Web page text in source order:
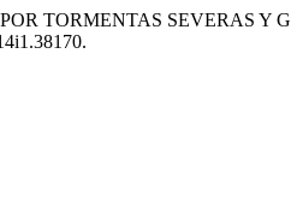
TORMENTAS SEVERAS